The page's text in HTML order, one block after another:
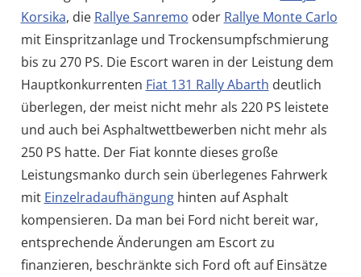
Korsika, die Rallye Sanremo oder Rallye Monte Carlo
mit Einspritzanlage und Trockensumpfschmierung
bis zu 270 PS. Die Escort waren in der Leistung dem
Hauptkonkurrenten Fiat 131 Rally Abarth deutlich
überlegen, der meist nicht mehr als 220 PS leistete
und auch bei Asphaltwettbewerben nicht mehr als
250 PS hatte. Der Fiat konnte dieses große
Leistungsmanko durch sein überlegenes Fahrwerk
mit Einzelradaufhängunghinten auf Asphalt
kompensieren. Da man bei Ford nicht bereit war,
entsprechende Änderungen am Escort zu
finanzieren, beschränkte sich Ford oft auf Einsätze